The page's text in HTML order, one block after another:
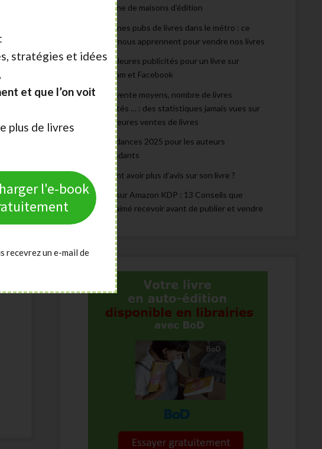
recherche de maisons d’édition
Les bonnes pubs de livres dans le métro : ce
qu’elles nous apprennent pour vendre nos livres
Les meilleures publicités pour un livre sur
Instagram et Facebook
Prix de vente moyens, nombre de livres
autoédités … : des statistiques jamais vues sur
les meilleures ventes de livres
Les tendances 2025 pour les auteurs
indépendants
Comment avoir plus d’avis sur son livre ?
Publier sur Amazon KDP : 13 Conseils que
j’aurais aimé recevoir avant de publier et vendre
stratégies et idées
et que l’on voit
plus de livres
l'e-book
recevrez un e-mail de